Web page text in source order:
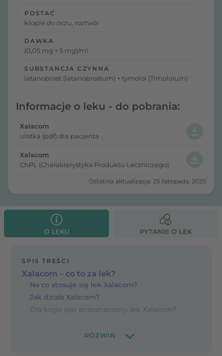
POSTAĆ
krople do oczu, roztwór
DAWKA
(0,05 mg + 5 mg)/ml
SUBSTANCJA CZYNNA
latanoprost (latanoprostum) + tymolol (Timololum)
Informacje o leku - do pobrania:
Xalacom
ulotka (pdf) dla pacjenta
Xalacom
ChPL (Charakterystyka Produktu Leczniczego)
Ostatnia aktualizacja: 25 listopada, 2025
O LEKU PYTANIE O LEK
SPIS TREŚCI
Xalacom – co to za lek?
Na co stosuje się lek Xalacom?
Jak działa Xalacom?
Dla kogo jest przeznaczony lek Xalacom?